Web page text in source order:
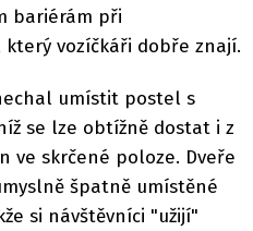
bariérám při
vozíčkáři dobře znají.
umístit postel s
se lze obtížně dostat i z
ve skrčené poloze. Dveře
špatně umístěné
si návštěvníci "užijí"